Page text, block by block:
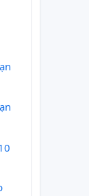
hút chân
bao gạo